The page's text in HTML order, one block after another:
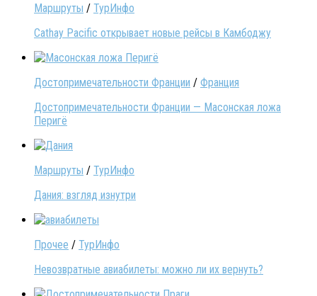
Маршруты / ТурИнфо
Cathay Pacific открывает новые рейсы в Камбоджу
Достопримечательности Франции / Франция
Достопримечательности Франции — Масонская ложа
Перигё
Маршруты / ТурИнфо
Дания: взгляд изнутри
Прочее / ТурИнфо
Невозвратные авиабилеты: можно ли их вернуть?